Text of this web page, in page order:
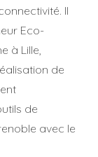
Il
Eco-
à Lille,
de
de
avec le